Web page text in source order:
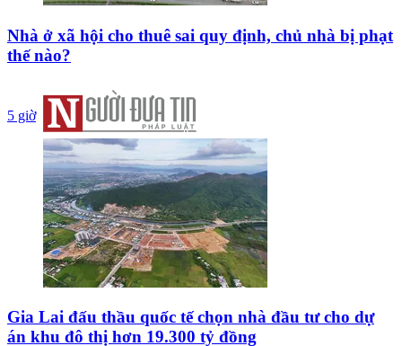
Nhà ở xã hội cho thuê sai quy định, chủ nhà bị phạt
thế nào?
5 giờ
Gia Lai đấu thầu quốc tế chọn nhà đầu tư cho dự
án khu đô thị hơn 19.300 tỷ đồng